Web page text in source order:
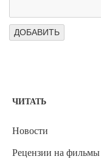
ЧИТАТЬ
Новости
Рецензии на фильмы